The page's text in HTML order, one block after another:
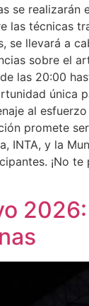
se
las técnicas
llevará a
sobre el
las 20:00
única
al
promete
INTA, y la
¡No